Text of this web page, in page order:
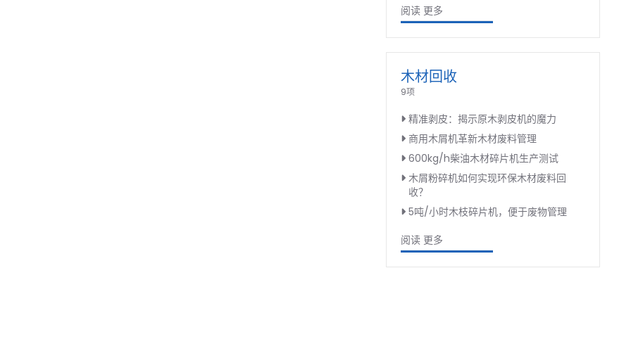
阅读 更多
木材回收
9项
精准剥皮：揭示原木剥皮机的魔力
商用木屑机革新木材废料管理
600kg/h柴油木材碎片机生产测试
木屑粉碎机如何实现环保木材废料回
收？
5吨/小时木枝碎片机，便于废物管理
阅读 更多